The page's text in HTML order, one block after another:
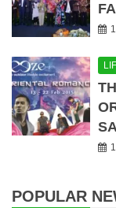
POPULAR